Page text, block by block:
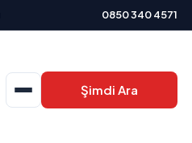
0850 340 4571
Şimdi Ara